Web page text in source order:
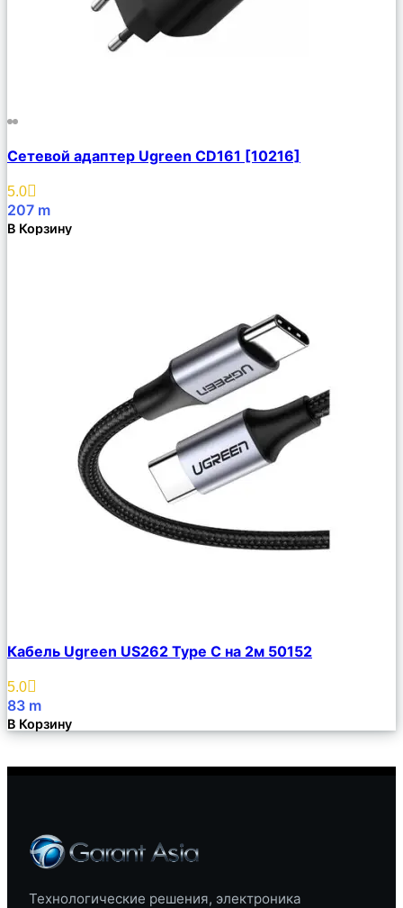
Описание
Избранное
Сетевой адаптер Ugreen CD161 [10216]
5.0
207 m
В Корзину
Описание
Избранное
Кабель Ugreen US262 Type C на 2м 50152
5.0
83 m
В Корзину
Технологические решения, электроника